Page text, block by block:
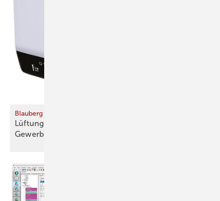
Blauberg Ventilatoren
Lüftungssysteme für Wohn- und
Gewerbebauten